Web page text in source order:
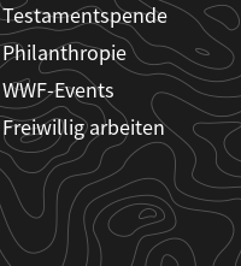
Testamentspende
Philanthropie
WWF-Events
Freiwillig arbeiten